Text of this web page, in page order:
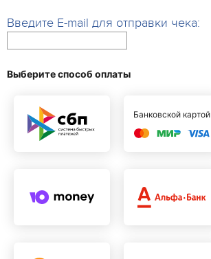
Введите E-mail для отправки чека:
Выберите способ оплаты
Банковской картой